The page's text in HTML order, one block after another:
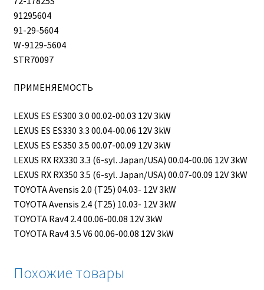
91295604
91-29-5604
W-9129-5604
STR70097
ПРИМЕНЯЕМОСТЬ
LEXUS ES ES300 3.0 00.02-00.03 12V 3kW
LEXUS ES ES330 3.3 00.04-00.06 12V 3kW
LEXUS ES ES350 3.5 00.07-00.09 12V 3kW
LEXUS RX RX330 3.3 (6-syl. Japan/USA) 00.04-00.06 12V 3kW
LEXUS RX RX350 3.5 (6-syl. Japan/USA) 00.07-00.09 12V 3kW
TOYOTA Avensis 2.0 (T25) 04.03- 12V 3kW
TOYOTA Avensis 2.4 (T25) 10.03- 12V 3kW
TOYOTA Rav4 2.4 00.06-00.08 12V 3kW
TOYOTA Rav4 3.5 V6 00.06-00.08 12V 3kW
Похожие товары